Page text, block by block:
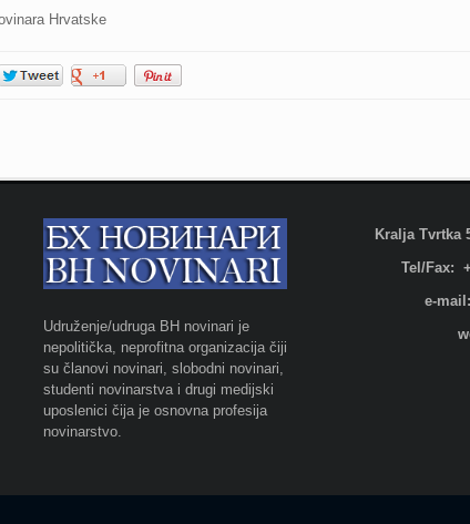
Hrvatske
Udruženje/udruga BH novinari je
nepolitička, neprofitna organizacija čiji
su članovi novinari, slobodni novinari,
studenti novinarstva i drugi medijski
uposlenici čija je osnovna profesija
novinarstvo.
Kralja Tvrtka
Tel/Fax:
e-mail: